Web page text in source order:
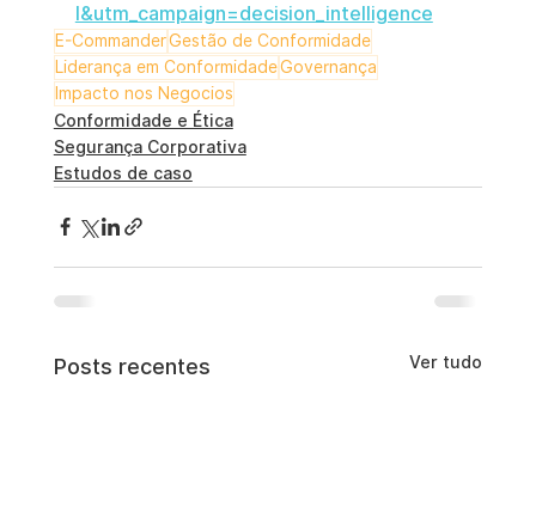
l&utm_campaign=decision_intelligence
E-CommanderGestão de Conformidade
Liderança em ConformidadeGovernança
Impacto nos Negocios
Conformidade e Ética
Segurança Corporativa
Estudos de caso
Posts recentes Ver tudo